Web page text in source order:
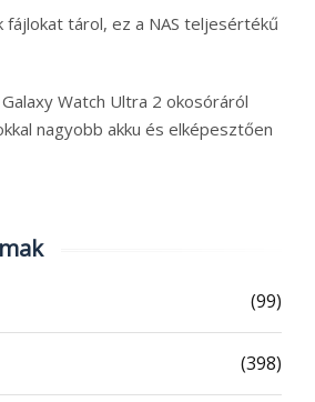
fájlokat tárol, ez a NAS teljesértékű
Galaxy Watch Ultra 2 okosóráról
nagyobb akku és elképesztően
(99)
(398)